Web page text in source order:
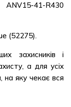
41-R430
(52275).
захисників і
а для усіх
на яку чекає вся